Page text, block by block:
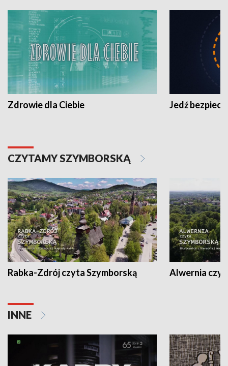
Zdrowie dla Ciebie Jedź
CZYTAMY SZYMBORSKĄ
Rabka-Zdrój czyta Szymborską Alwernia
INNE